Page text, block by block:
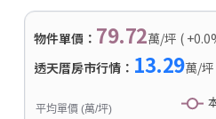
物件單價： 79.72萬/坪 (
透天厝房市行情： 13.29萬/